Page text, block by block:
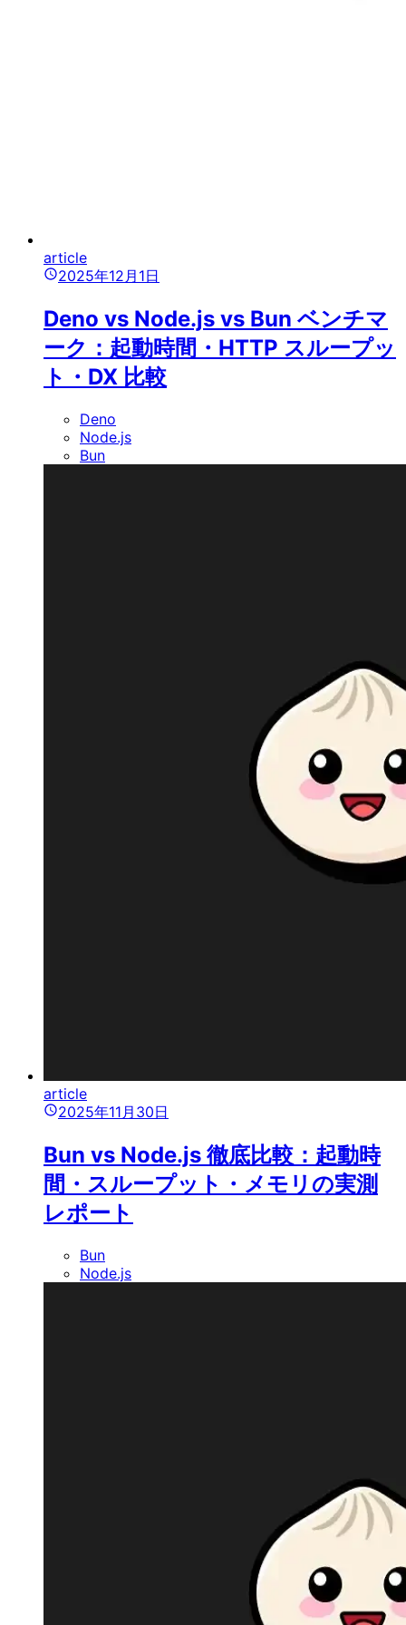
article
2025年12月1日
Deno vs Node.js vs Bun ベンチマ
ーク：起動時間・HTTP スループッ
ト・DX 比較
Deno
Node.js
Bun
article
2025年11月30日
Bun vs Node.js 徹底比較：起動時
間・スループット・メモリの実測
レポート
Bun
Node.js